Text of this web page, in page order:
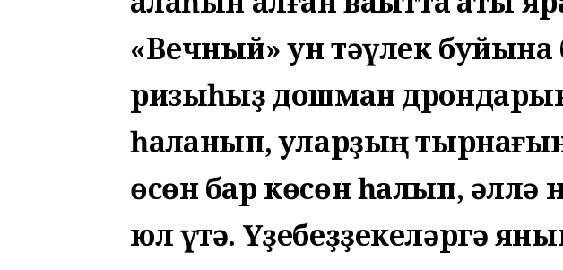
«Вечный» ун тәүлек буйына
ризыҡһыҙ дошман
һаҡланып, уларҙың
өсөн бар көсөн һалып, әллә
юл үтә. Үҙебеҙҙекеләргә